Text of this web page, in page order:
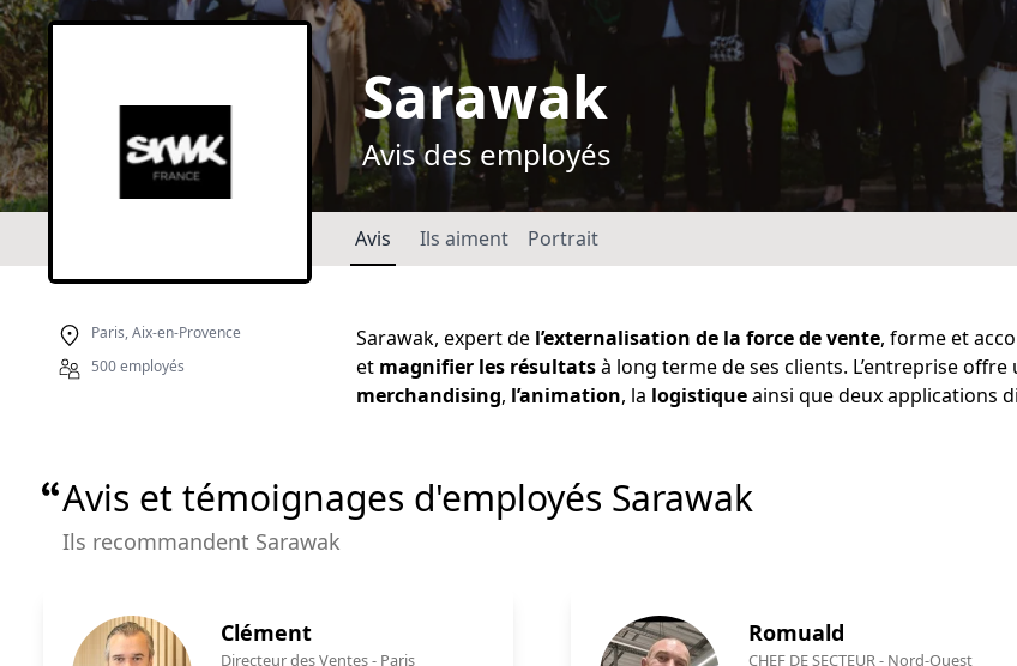
Sarawak
Avis des employés
Avis Ils aiment Portrait
Paris, Aix-en-Provence
500 employés
Sarawak, expert de l’externalisation de la force de vente, forme et
et magnifier les résultatsà long terme de ses clients. L’entreprise
merchandising, l’animation, la logistiqueainsi que deux applications
Avis et témoignages d'employés Sarawak
Ils recommandent Sarawak
Clément
Directeur des Ventes- Paris
Romuald
CHEF DE SECTEUR- Nord-Ouest